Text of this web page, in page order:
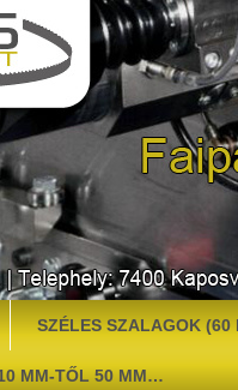
SZÉLES SZALAGOK
MM-TŐL 50 MM…